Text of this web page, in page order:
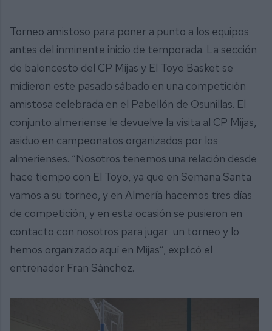
Torneo amistoso para poner a punto a los equipos
antes del inminente inicio de temporada. La sección
de baloncesto del CP Mijas y El Toyo Basket se
midieron este pasado sábado en una competición
amistosa celebrada en el Pabellón de Osunillas. El
conjunto almeriense le devuelve la visita al CP Mijas,
asiduo en campeonatos organizados por los
almerienses. “Nosotros tenemos una relación desde
hace tiempo con El Toyo, ya que en Semana Santa
vamos a su torneo, y en Almería hacemos tres días
de competición, y en esta ocasión se pusieron en
contacto con nosotros para jugar un torneo y lo
hemos organizado aquí en Mijas”, explicó el
entrenador Fran Sánchez.